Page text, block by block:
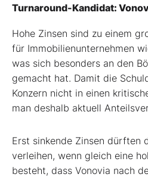
Turnaround-Kandidat:
Hohe Zinsen sind zu einem
für Immobilienunternehmen
was sich besonders an den
gemacht hat. Damit die
Konzern nicht in einen
man deshalb aktuell
Erst sinkende Zinsen dürften
verleihen, wenn gleich eine
besteht, dass Vonovia nach